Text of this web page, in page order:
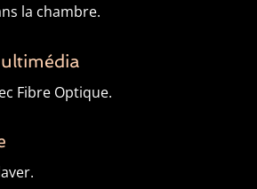
la chambre.
Fibre Optique.